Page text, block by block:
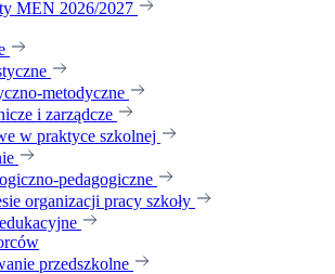
MEN 2026/2027
metodyczne
i zarządcze
w praktyce szkolnej
pedagogiczne
organizacji pracy szkoły
przedszkolne